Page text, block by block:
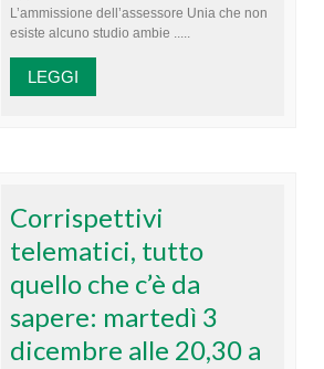
L’ammissione dell’assessore Unia che non
esiste alcuno studio ambie .....
LEGGI
Corrispettivi
telematici, tutto
quello che c’è da
sapere: martedì 3
dicembre alle 20,30 a